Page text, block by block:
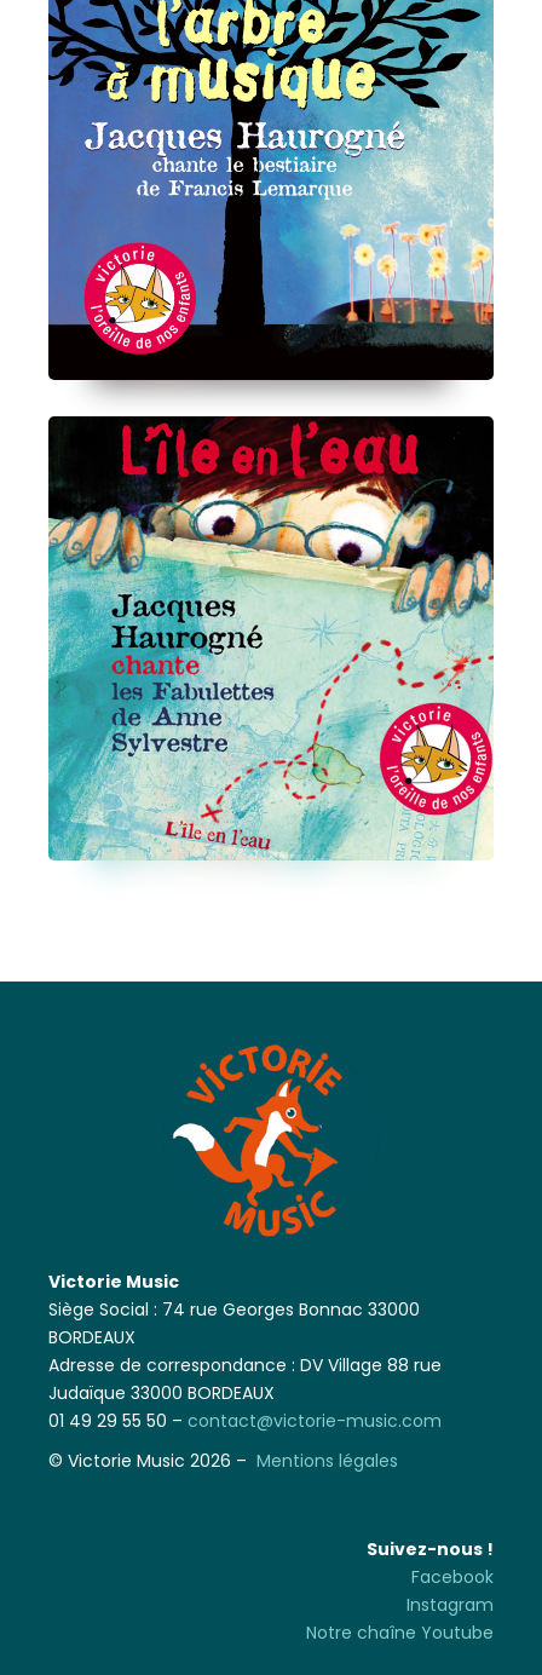
Victorie Music
Siège Social : 74 rue Georges Bonnac 33000
BORDEAUX
Adresse de correspondance : DV Village 88 rue
Judaïque 33000 BORDEAUX
01 49 29 55 50 –contact@victorie-music.com
© Victorie Music 2026 –Mentions légales
Suivez-nous !
Facebook
Instagram
Notre chaîne Youtube